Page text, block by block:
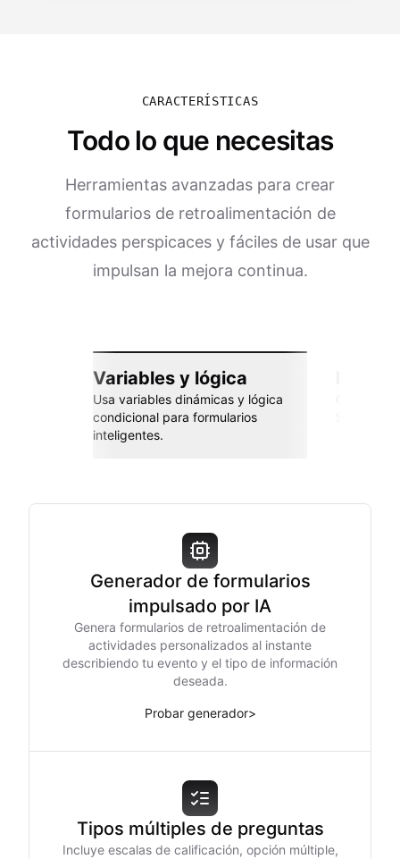
CARACTERÍSTICAS
Todo lo que necesitas
Herramientas avanzadas para crear
formularios de retroalimentación de
actividades perspicaces y fáciles de usar que
impulsan la mejora continua.
Variables y lógica
Usa variables dinámicas y lógica
condicional para formularios
inteligentes.
Generador de formularios
impulsado por IA
Genera formularios de retroalimentación de
actividades personalizados al instante
describiendo tu evento y el tipo de información
deseada.
Probar generador>
Tipos múltiples de preguntas
Incluye escalas de calificación, opción múltiple,